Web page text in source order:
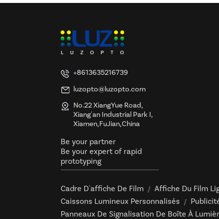
Applique murale carrée
chaude du lever du soleil
(Application et
télécommande)
Enseignes lumineuses
acrylique LED avec logo |
relief, certifié UL et ETL
+8613635216739
luzopto@luzopto.com
No.22 XiangYue Road,
Xiang'an Industrial Park I,
Xiamen,FuJian,China
Be your partner
Be your expert of rapid
prototyping
Cadre D'affiche De Film / Affiche Du Film
Caissons Lumineux Personnalisés /
Panneaux De Signalisation De Boîte À